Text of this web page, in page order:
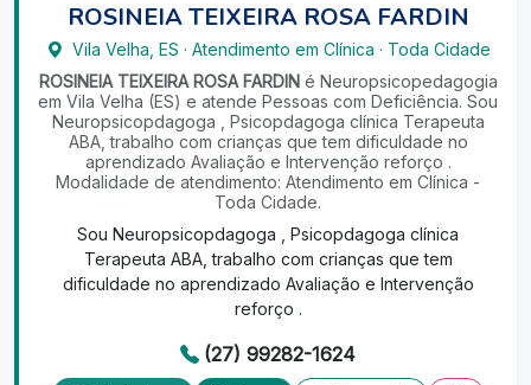
ROSINEIA TEIXEIRA ROSA FARDIN
Vila Velha ES · Atendimento em Clínica · Toda Cidade
ROSINEIA TEIXEIRA ROSA FARDINé Neuropsicopedagogia
em Vila Velha (ES) e atende Pessoas com Deficiência. Sou
Neuropsicopdagoga , Psicopdagoga clínica Terapeuta
ABA, trabalho com crianças que tem dificuldade no
aprendizado Avaliação e Intervenção reforço .
Modalidade de atendimento: Atendimento em Clínica -
Toda Cidade.
Sou Neuropsicopdagoga , Psicopdagoga clínica
Terapeuta ABA, trabalho com crianças que tem
dificuldade no aprendizado Avaliação e Intervenção
reforço .
(27) 99282-1624